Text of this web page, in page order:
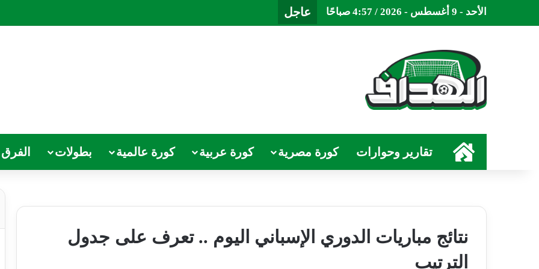
الأحد - 9 أغسطس - 2026 / 4:57 صباحًا عاجل
الرئيسيةتقارير وحوارات كورة مصرية كورة عربية كورة عالمية بطولات الفرق
نتائج مباريات الدوري الإسباني اليوم .. تعرف على جدول
الترتيب